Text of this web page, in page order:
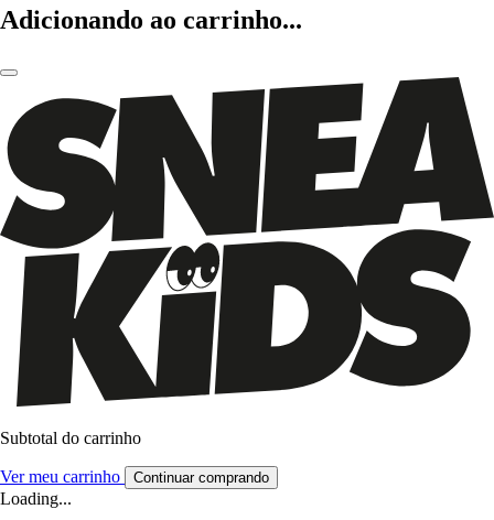
Adicionando ao carrinho...
Subtotal do carrinho
Ver meu carrinho Continuar comprando
Loading...